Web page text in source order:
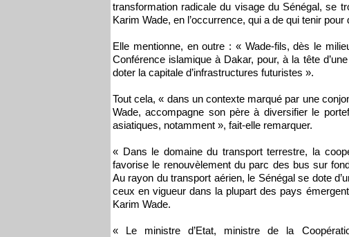
transformation radicale du visage du Sénégal, se
Karim Wade, en l’occurrence, qui a de qui tenir
Elle mentionne, en outre : « Wade-fils, dès le
Conférence islamique à Dakar, pour, à la tête
doter la capitale d’infrastructures futuristes ».
Tout cela, « dans un contexte marqué par une
Wade, accompagne son père à diversifier le
asiatiques, notamment », fait-elle remarquer.
« Dans le domaine du transport terrestre, la
favorise le renouvèlement du parc des bus sur
Au rayon du transport aérien, le Sénégal se dote
ceux en vigueur dans la plupart des pays
Karim Wade.
« Le ministre d’Etat, ministre de la